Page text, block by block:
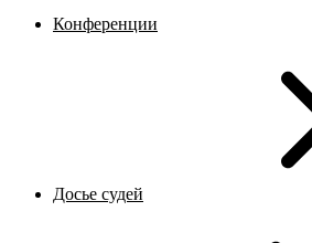
Конференции
Досье судей